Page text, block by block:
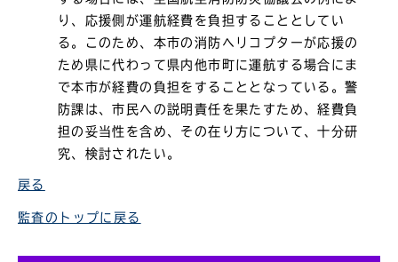
り、応援側が運航経費を負担することとしてい
る。このため、本市の消防ヘリコプターが応援の
ため県に代わって県内他市町に運航する場合にま
で本市が経費の負担をすることとなっている。警
防課は、市民への説明責任を果たすため、経費負
担の妥当性を含め、その在り方について、十分研
究、検討されたい。
戻る
監査のトップに戻る